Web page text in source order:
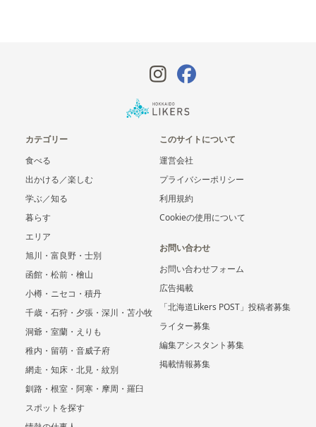
カテゴリー
食べる
出かける／楽しむ
学ぶ／知る
暮らす
エリア
旭川・富良野・士別
函館・松前・檜山
小樽・ニセコ・積丹
千歳・石狩・夕張・深川・苫小牧
洞爺・室蘭・えりも
稚内・留萌・音威子府
網走・知床・北見・紋別
釧路・根室・阿寒・摩周・羅臼
スポットを探す
このサイトについて
運営会社
プライバシーポリシー
利用規約
Cookieの使用について
お問い合わせ
お問い合わせフォーム
広告掲載
「北海道Likers POST」投稿者募集
ライター募集
編集アシスタント募集
掲載情報募集